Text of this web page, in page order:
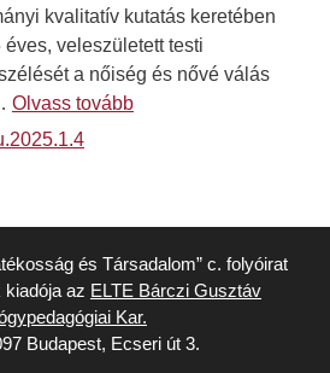
kvalitatív kutatás keretében
veleszületett testi
a nőiség és nővé válás
Olvass tovább
és Társadalom” c. folyóirat
kiadója az ELTE Bárczi Gusztáv
Kar.
Budapest, Ecseri út 3.